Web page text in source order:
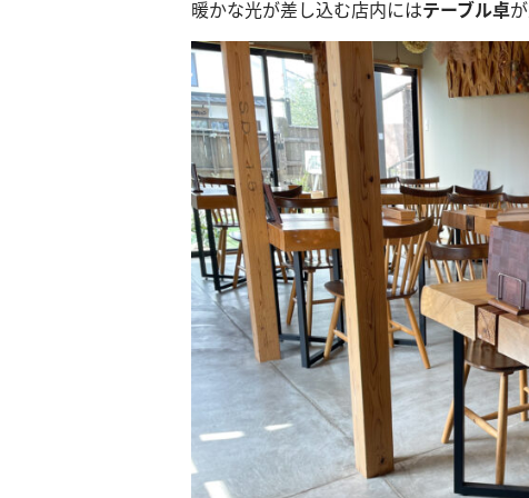
暖かな光が差し込む店内にはテーブル卓